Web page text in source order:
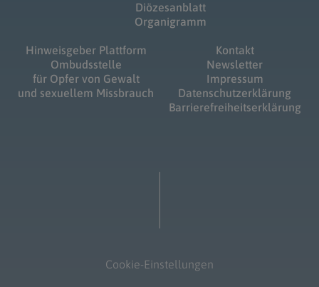
Diözesanblatt
Organigramm
Hinweisgeber Plattform
Ombudsstelle
für Opfer von Gewalt
und sexuellem Missbrauch
Kontakt
Newsletter
Impressum
Datenschutzerklärung
Barrierefreiheitserklärung
Cookie-Einstellungen